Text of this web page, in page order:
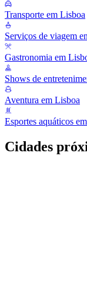
Transporte em Lisboa
Serviços de viagem
Gastronomia em
Shows de
Aventura em Lisboa
Esportes aquáticos
Cidades